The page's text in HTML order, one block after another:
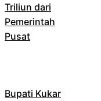
Triliun dari
Pemerintah
Pusat
Bupati Kukar